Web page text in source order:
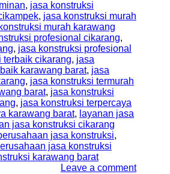
, jasa konstruksi
, jasa konstruksi murah
murah karawang
profesional cikarang,
, jasa konstruksi profesional
terbaik cikarang, jasa
karawang barat, jasa
, jasa konstruksi termurah
barat, jasa konstruksi
, jasa konstruksi terpercaya
karawang barat, layanan jasa
jasa konstruksi cikarang
jasa konstruksi,
jasa konstruksi
karawang barat
Leave a comment